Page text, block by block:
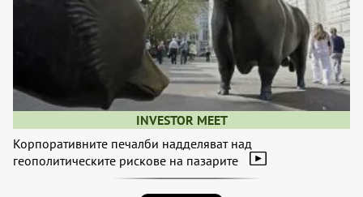
INVESTOR MEET
Корпоративните печалби надделяват над
геополитическите рискове на пазарите